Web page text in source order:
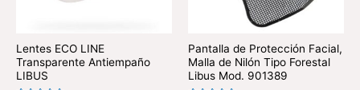
Lentes ECO LINE
Transparente Antiempaño
LIBUS
Pantalla de Protección Facial,
Malla de Nilón Tipo Forestal
Libus Mod. 901389